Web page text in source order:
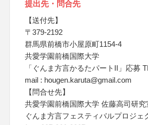
提出先・問合先
【送付先】
〒379-2192
群馬県前橋市小屋原町1154-4
共愛学園前橋国際大学
「ぐんま方言かるたパートII」応募
mail : hougen.karuta@gmail.com
【問合せ先】
共愛学園前橋国際大学 佐藤高司研究
ぐんま方言フェスティバルプロジェ